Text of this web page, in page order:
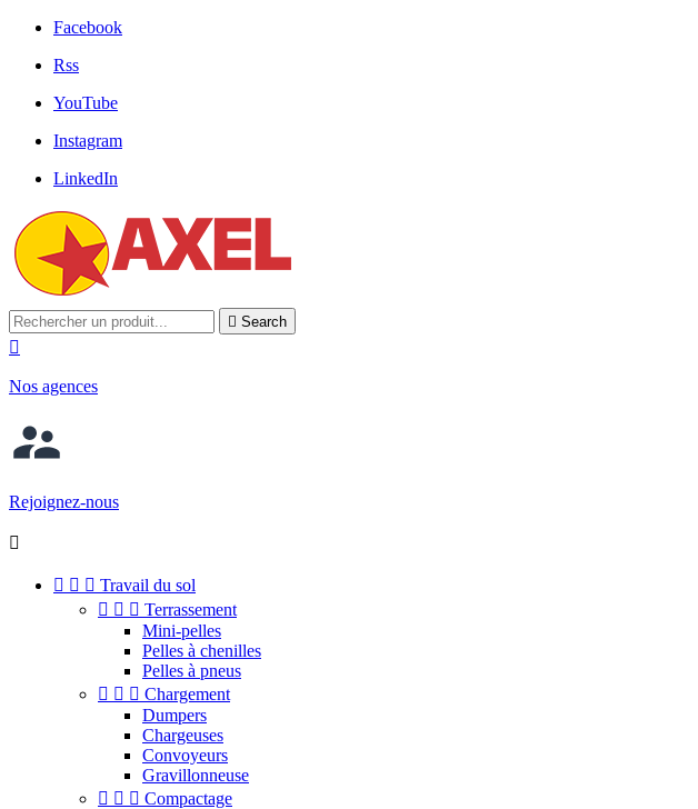
Facebook
Rss
YouTube
Instagram
LinkedIn
 Search

Nos agences
Rejoignez-nous

   Travail du sol
   Terrassement
Mini-pelles
Pelles à chenilles
Pelles à pneus
   Chargement
Dumpers
Chargeuses
Convoyeurs
Gravillonneuse
   Compactage